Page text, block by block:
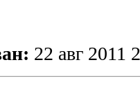
22 авг 2011